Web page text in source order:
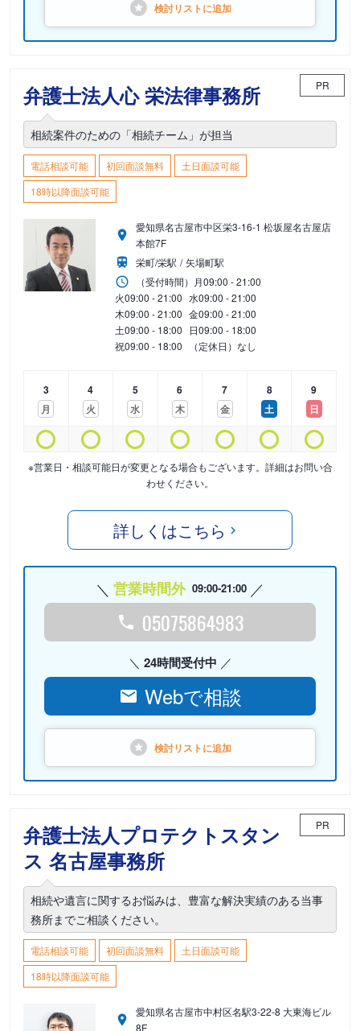
検討リストに追加
弁護士法人心 栄法律事務所 PR
相続案件のための「相続チーム」が担当
電話相談可能 初回面談無料
土日面談可能
18時以降面談可能
愛知県名古屋市中区栄3-16-1 松坂屋名古屋店
本館7F
栄町/栄駅
矢場町駅
（受付時間） 月09:00 - 21:00
火09:00 - 21:00 水09:00 - 21:00
木09:00 - 21:00 金09:00 - 21:00
土09:00 - 18:00 日09:00 - 18:00
祝09:00 - 18:00 （定休日）なし
3
月
4
火
5
水
6
木
7
金
8
土
9
日
※営業日・相談可能日が変更となる場合もございます。詳細はお問い合
わせください。
詳しくはこちら
営業時間外 09:00-21:00
05075864983
24時間受付中
Webで相談
検討リストに追加
弁護士法人プロテクトスタン
ス 名古屋事務所
PR
相続や遺言に関するお悩みは、豊富な解決実績のある当事
務所までご相談ください。
電話相談可能 初回面談無料
土日面談可能
18時以降面談可能
愛知県名古屋市中村区名駅3-22-8 大東海ビル
8F